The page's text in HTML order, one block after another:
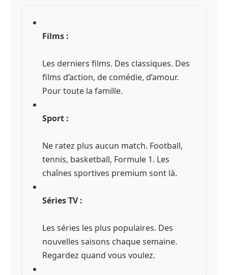
Films :
Les derniers films. Des classiques. Des
films d’action, de comédie, d’amour.
Pour toute la famille.
Sport :
Ne ratez plus aucun match. Football,
tennis, basketball, Formule 1. Les
chaînes sportives premium sont là.
Séries TV :
Les séries les plus populaires. Des
nouvelles saisons chaque semaine.
Regardez quand vous voulez.